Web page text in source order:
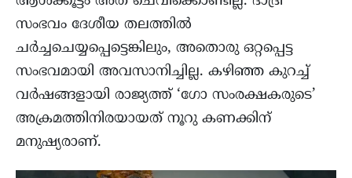
സംഭവം ദേശീയ തലത്തിൽ
ചർച്ചചെയ്യപ്പെട്ടെങ്കിലും, അതൊരു ഒറ്റപ്പെട്ട
സംഭവമായി അവസാനിച്ചില്ല. കഴിഞ്ഞ കുറച്ച്
വർഷങ്ങളായി രാജ്യത്ത് ‘ഗോ സംരക്ഷകരുടെ’
അക്രമത്തിനിരയായത് നൂറു കണക്കിന്
മനുഷ്യരാണ്.